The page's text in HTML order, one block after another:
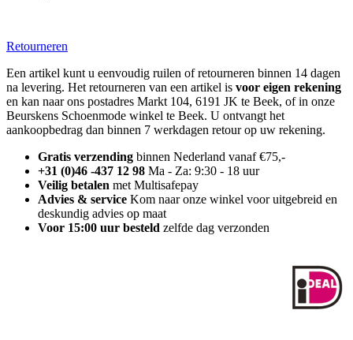
Retourneren
Een artikel kunt u eenvoudig ruilen of retourneren binnen 14 dagen
na levering. Het retourneren van een artikel is voor eigen rekening
en kan naar ons postadres Markt 104, 6191 JK te Beek, of in onze
Beurskens Schoenmode winkel te Beek. U ontvangt het
aankoopbedrag dan binnen 7 werkdagen retour op uw rekening.
Gratis verzending binnen Nederland vanaf €75,-
+31 (0)46 -437 12 98 Ma - Za: 9:30 - 18 uur
Veilig betalen met Multisafepay
Advies & service Kom naar onze winkel voor uitgebreid en
deskundig advies op maat
Voor 15:00 uur besteld zelfde dag verzonden